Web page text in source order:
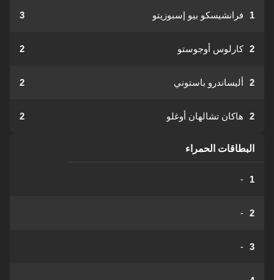
1 فرانشيسكو بيو إسبوزيتو 3
2 كارلوس أوجوستو 2
2 أليساندرو باستوني 2
2 هاكان تشالهان أوغلو 2
البطاقات الحمراء
1
-
2
-
3
-